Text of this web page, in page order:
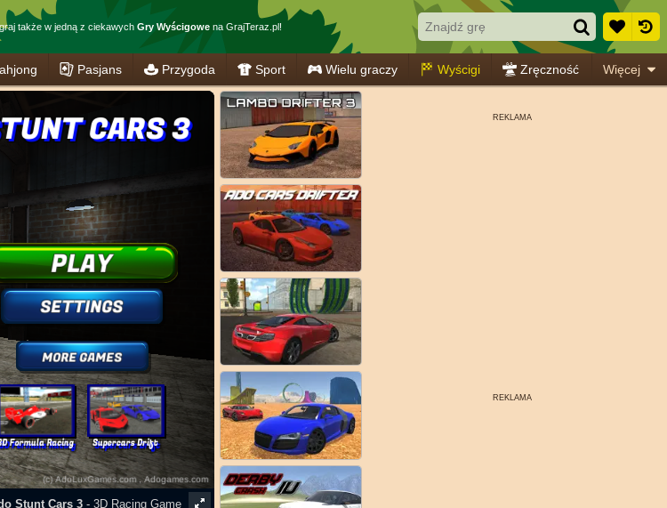
także w jedną z ciekawych Gry Wyścigowena GrajTeraz.pl!
Pasjans Przygoda Sport Wielu graczy Wyścigi Zręczność Więcej